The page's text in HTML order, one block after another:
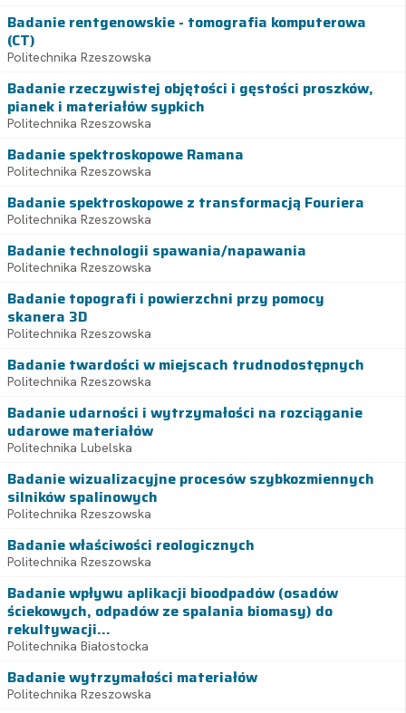
Badanie rentgenowskie - tomografia komputerowa
(CT)
Politechnika Rzeszowska
Badanie rzeczywistej objętości i gęstości proszków,
pianek i materiałów sypkich
Politechnika Rzeszowska
Badanie spektroskopowe Ramana
Politechnika Rzeszowska
Badanie spektroskopowe z transformacją Fouriera
Politechnika Rzeszowska
Badanie technologii spawania/napawania
Politechnika Rzeszowska
Badanie topografi i powierzchni przy pomocy
skanera 3D
Politechnika Rzeszowska
Badanie twardości w miejscach trudnodostępnych
Politechnika Rzeszowska
Badanie udarności i wytrzymałości na rozciąganie
udarowe materiałów
Politechnika Lubelska
Badanie wizualizacyjne procesów szybkozmiennych
silników spalinowych
Politechnika Rzeszowska
Badanie właściwości reologicznych
Politechnika Rzeszowska
Badanie wpływu aplikacji bioodpadów (osadów
ściekowych, odpadów ze spalania biomasy) do
rekultywacji...
Politechnika Białostocka
Badanie wytrzymałości materiałów
Politechnika Rzeszowska